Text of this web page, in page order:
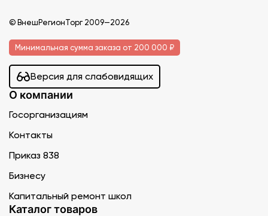
© ВнешРегионТорг 2009—2026
Минимальная сумма заказа от 200 000 ₽
Версия для слабовидящих
О компании
Госорганизациям
Контакты
Приказ 838
Бизнесу
Капитальный ремонт школ
Каталог товаров